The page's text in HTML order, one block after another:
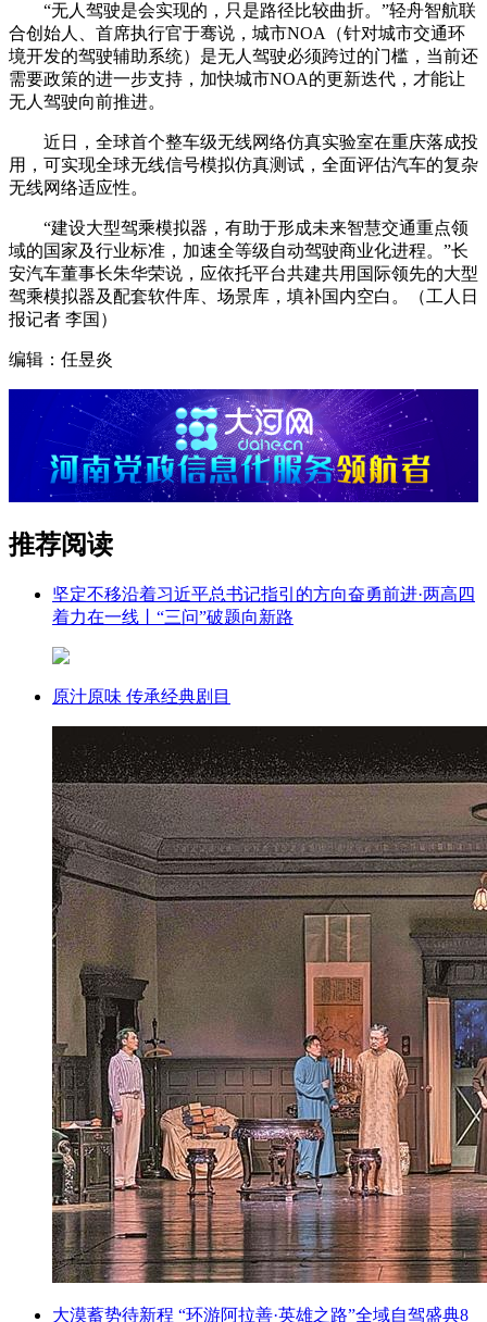
“无人驾驶是会实现的，只是路径比较曲折。”轻舟智航联
合创始人、首席执行官于骞说，城市NOA（针对城市交通环
境开发的驾驶辅助系统）是无人驾驶必须跨过的门槛，当前还
需要政策的进一步支持，加快城市NOA的更新迭代，才能让
无人驾驶向前推进。
近日，全球首个整车级无线网络仿真实验室在重庆落成投
用，可实现全球无线信号模拟仿真测试，全面评估汽车的复杂
无线网络适应性。
“建设大型驾乘模拟器，有助于形成未来智慧交通重点领
域的国家及行业标准，加速全等级自动驾驶商业化进程。”长
安汽车董事长朱华荣说，应依托平台共建共用国际领先的大型
驾乘模拟器及配套软件库、场景库，填补国内空白。（工人日
报记者 李国）
编辑：任昱炎
推荐阅读
坚定不移沿着习近平总书记指引的方向奋勇前进·两高四
着力在一线丨“三问”破题向新路
原汁原味 传承经典剧目
大漠蓄势待新程 “环游阿拉善·英雄之路”全域自驾盛典8